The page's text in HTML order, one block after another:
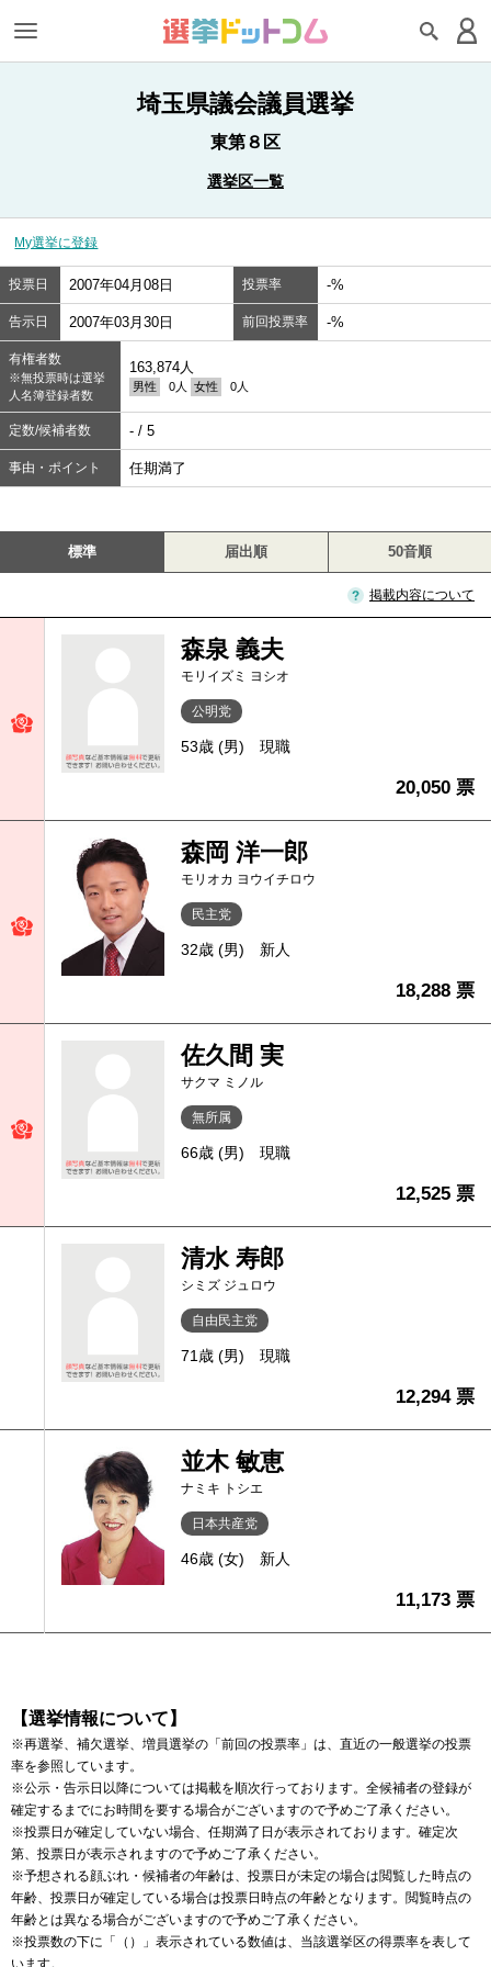
埼玉県議会議員選挙
東第８区
選挙区一覧
My選挙に登録
投票日 2007年04月08日 投票率 -%
告示日 2007年03月30日 前回投票率 -%
有権者数
※無投票時は選挙
人名簿登録者数
163,874人
男性 0人 女性 0人
定数/候補者数 - / 5
事由・ポイント 任期満了
標準 届出順 50音順
掲載内容について
森泉 義夫
モリイズミ ヨシオ
公明党
53歳 (男) 現職
20,050 票
森岡 洋一郎
モリオカ ヨウイチロウ
民主党
32歳 (男) 新人
18,288 票
佐久間 実
サクマ ミノル
無所属
66歳 (男) 現職
12,525 票
清水 寿郎
シミズ ジュロウ
自由民主党
71歳 (男) 現職
12,294 票
並木 敏恵
ナミキ トシエ
日本共産党
46歳 (女) 新人
11,173 票
【選挙情報について】
※再選挙、補欠選挙、増員選挙の「前回の投票率」は、直近の一般選挙の投票
率を参照しています。
※公示・告示日以降については掲載を順次行っております。全候補者の登録が
確定するまでにお時間を要する場合がございますので予めご了承ください。
※投票日が確定していない場合、任期満了日が表示されております。確定次
第、投票日が表示されますので予めご了承ください。
※予想される顔ぶれ・候補者の年齢は、投票日が未定の場合は閲覧した時点の
年齢、投票日が確定している場合は投票日時点の年齢となります。閲覧時点の
年齢とは異なる場合がございますので予めご了承ください。
※投票数の下に「（）」表示されている数値は、当該選挙区の得票率を表して
います。